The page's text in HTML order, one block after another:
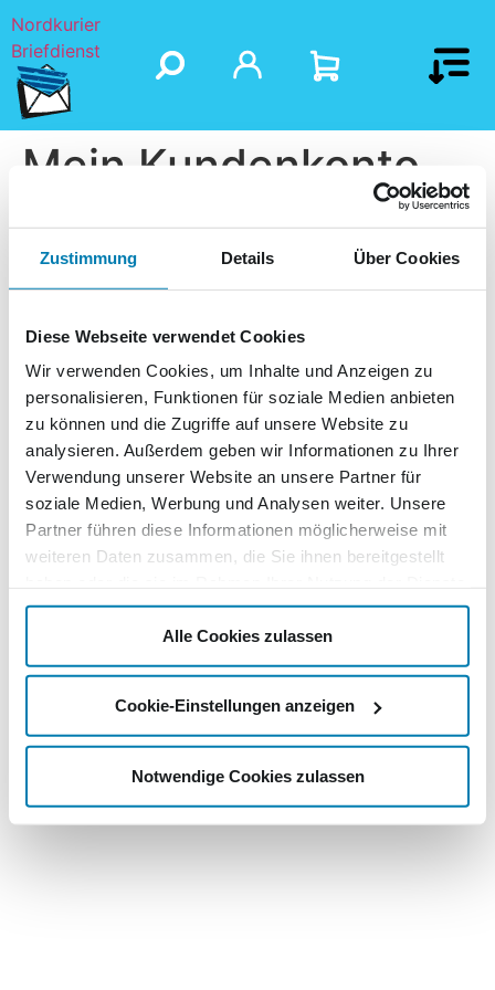
Zustimmung Details Über Cookies
Diese Webseite verwendet Cookies
Wir verwenden Cookies, um Inhalte und Anzeigen zu
personalisieren, Funktionen für soziale Medien anbieten
zu können und die Zugriffe auf unsere Website zu
analysieren. Außerdem geben wir Informationen zu Ihrer
Verwendung unserer Website an unsere Partner für
soziale Medien, Werbung und Analysen weiter. Unsere
Partner führen diese Informationen möglicherweise mit
weiteren Daten zusammen, die Sie ihnen bereitgestellt
gesammelt haben.
Alle Cookies zulassen
Cookie-Einstellungen anzeigen
Notwendige Cookies zulassen
Nordkurier
Briefdienst
Mein Kundenkonto
Hast du dein Passwort vergessen? Bitte gib deinen
Benutzernamen oder E-Mail-Adresse ein. Du erhältst
Passwort zurücksetzen